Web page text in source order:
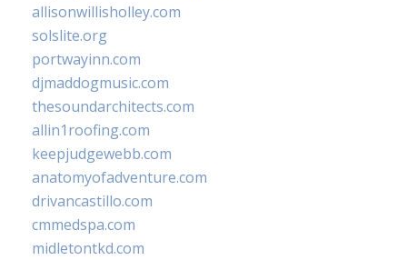
allisonwillisholley.com
solslite.org
portwayinn.com
djmaddogmusic.com
thesoundarchitects.com
allin1roofing.com
keepjudgewebb.com
anatomyofadventure.com
drivancastillo.com
cmmedspa.com
midletontkd.com